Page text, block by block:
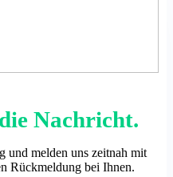
Nachricht.
und melden uns zeitnah mit
Rückmeldung bei Ihnen.